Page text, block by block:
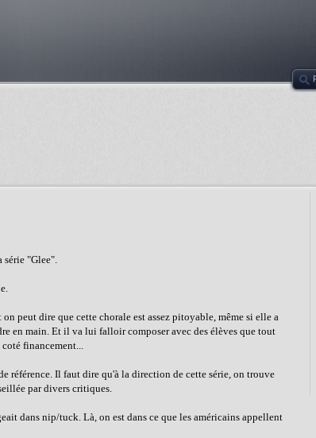
série "Glee".
peut dire que cette chorale est assez pitoyable, même si elle a
en main. Et il va lui falloir composer avec des élèves que tout
financement...
référence. Il faut dire qu'à la direction de cette série, on trouve
par divers critiques.
dans nip/tuck. Là, on est dans ce que les américains appellent